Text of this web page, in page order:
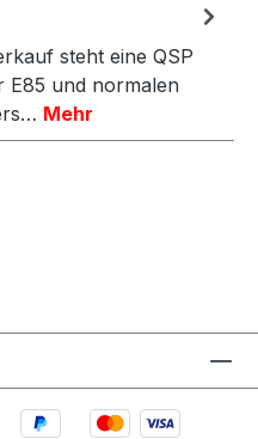
steht eine QSP
E85 und normalen
Mehr